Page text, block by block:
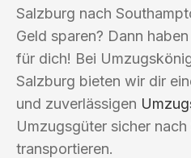
Salzburg nach
Geld sparen? Dann
für dich! Bei
Salzburg bieten wir dir
und zuverlässigen
Umzugsgüter sicher
transportieren.